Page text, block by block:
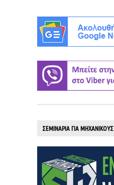
ΣΕΜΙΝΑΡΙΑ ΓΙΑ ΜΗΧΑΝΙΚΟΥΣ